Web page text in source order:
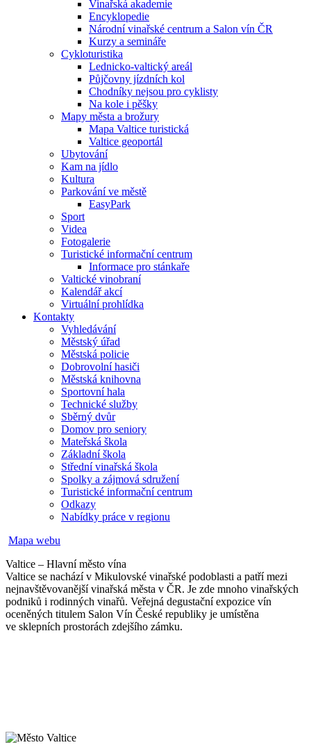
Vinařská akademie
Encyklopedie
Národní vinařské centrum a Salon vín ČR
Kurzy a semináře
Cykloturistika
Lednicko-valtický areál
Půjčovny jízdních kol
Chodníky nejsou pro cyklisty
Na kole i pěšky
Mapy města a brožury
Mapa Valtice turistická
Valtice geoportál
Ubytování
Kam na jídlo
Kultura
Parkování ve městě
EasyPark
Sport
Videa
Fotogalerie
Turistické informační centrum
Informace pro stánkaře
Valtické vinobraní
Kalendář akcí
Virtuální prohlídka
Kontakty
Vyhledávání
Městský úřad
Městská policie
Dobrovolní hasiči
Městská knihovna
Sportovní hala
Technické služby
Sběrný dvůr
Domov pro seniory
Mateřská škola
Základní škola
Střední vinařská škola
Spolky a zájmová sdružení
Turistické informační centrum
Odkazy
Nabídky práce v regionu
Mapa webu
Valtice – Hlavní město vína
Valtice se nachází v Mikulovské vinařské podoblasti a patří mezi
nejnavštěvovanější vinařská města v ČR. Je zde mnoho vinařských
podniků i rodinných vinařů. Veřejná degustační expozice vín
oceněných titulem Salon Vín České republiky je umístěna
ve sklepních prostorách zdejšího zámku.